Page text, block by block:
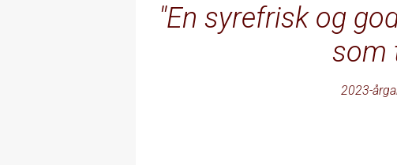
En syrefrisk og
som
2023-